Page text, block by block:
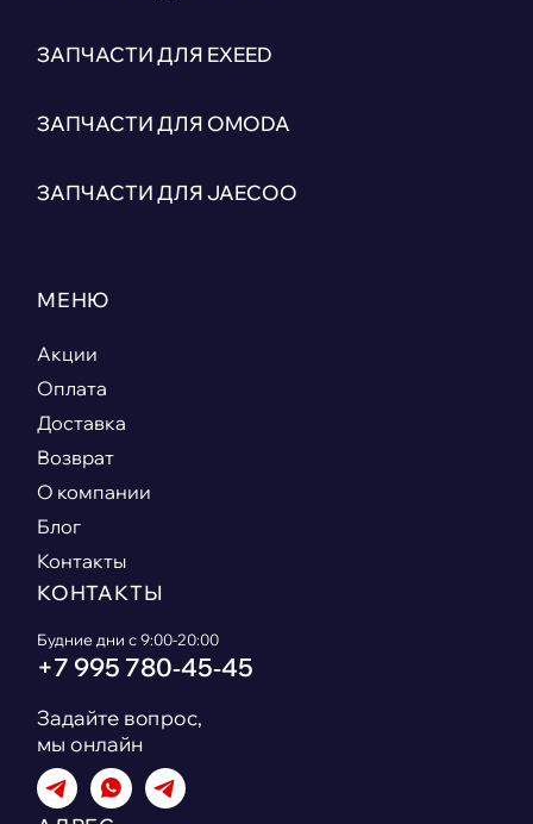
ЗАПЧАСТИ ДЛЯ EXEED
ЗАПЧАСТИ ДЛЯ OMODA
ЗАПЧАСТИ ДЛЯ JAECOO
МЕНЮ
Акции
Оплата
Доставка
Возврат
О компании
Блог
Контакты
КОНТАКТЫ
Будние дни с 9:00-20:00
+7 995 780‑45‑45
Задайте вопрос,
мы онлайн